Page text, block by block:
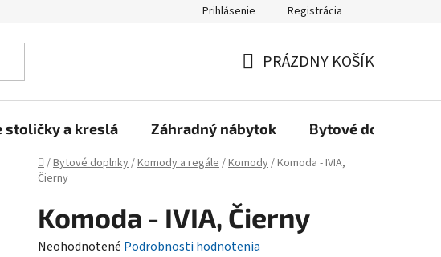
údajov Reklamačný poriadok, Záručné podmienky Reklamačný formulár
Prihlásenie Registrácia
KOŠÍK
PRÁZDNY KOŠÍK
stoličky a kreslá Záhradný nábytok Bytové doplnky
Domov
/Bytové doplnky/Komody a regále/Komody/Komoda - IVIA,
Čierny
Komoda - IVIA, Čierny
Priemerné
Neohodnotené Podrobnosti hodnotenia